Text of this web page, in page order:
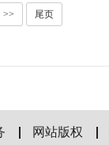
>> 尾页
网站版权